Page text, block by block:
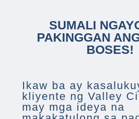
SUMALI
PAKINGGAN
BOSES!
Ikaw ba ay
kliyente ng Valley
may mga ideya na